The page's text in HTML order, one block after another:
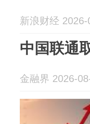
新浪财经 2026-
中国联通
金融界 2026-